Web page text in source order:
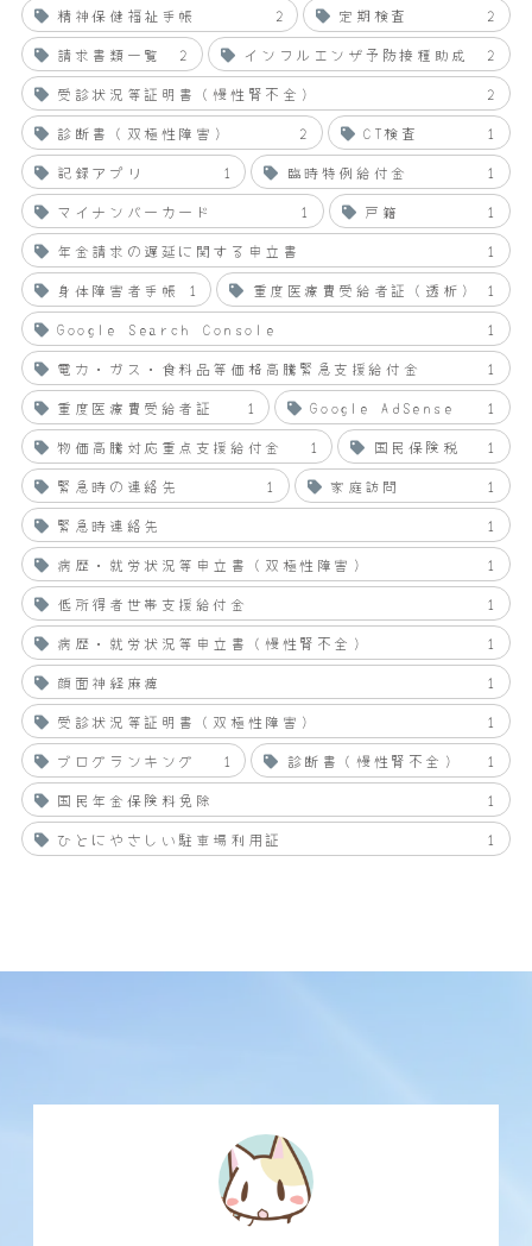
精神保健福祉手帳 2 定期検査
2
請求書類一覧
2 インフルエンザ予防接種助成
2
受診状況等証明書（慢性腎不全）
2
診断書（双極性障害）
2 CT検査
1
記録アプリ
1 臨時特例給付金
1
マイナンバーカード
1 戸籍
1
年金請求の遅延に関する申立書
1
身体障害者手帳
1 重度医療費受給者証（透析）
1
Google Search Console
1
電力・ガス・食料品等価格高騰緊急支援給付金
1
重度医療費受給者証
1 Google AdSense
1
物価高騰対応重点支援給付金
1 国民保険税
1
緊急時の連絡先
1 家庭訪問
1
緊急時連絡先
1
病歴・就労状況等申立書（双極性障害）
1
低所得者世帯支援給付金
1
病歴・就労状況等申立書（慢性腎不全）
1
顔面神経麻痺
1
受診状況等証明書（双極性障害）
1
ブログランキング
1 診断書（慢性腎不全）
1
国民年金保険料免除
1
ひとにやさしい駐車場利用証
1